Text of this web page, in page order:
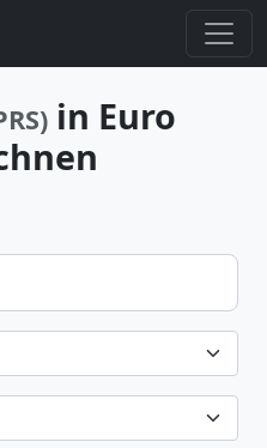
in Euro